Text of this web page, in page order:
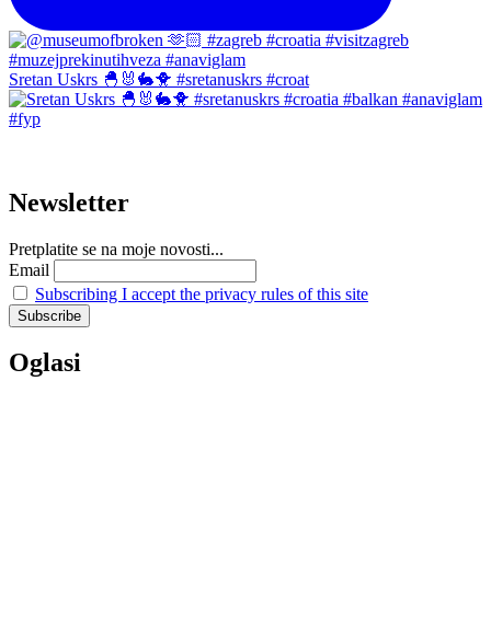
Sretan Uskrs 🐣🐰🐇🐥 #sretanuskrs #croat
Newsletter
Pretplatite se na moje novosti...
Email
Subscribing I accept the privacy rules of this site
Oglasi